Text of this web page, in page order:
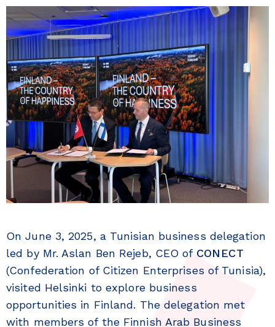
On June 3, 2025, a Tunisian business delegation
led by Mr. Aslan Ben Rejeb, CEO of CONECT
(Confederation of Citizen Enterprises of Tunisia),
visited Helsinki to explore business
opportunities in Finland. The delegation met
with members of the Finnish Arab Business